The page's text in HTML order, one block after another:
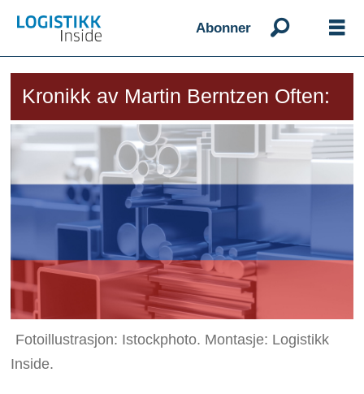
Abonner
Kronikk av Martin Berntzen Often:
Fotoillustrasjon: Istockphoto. Montasje: Logistikk
Inside.